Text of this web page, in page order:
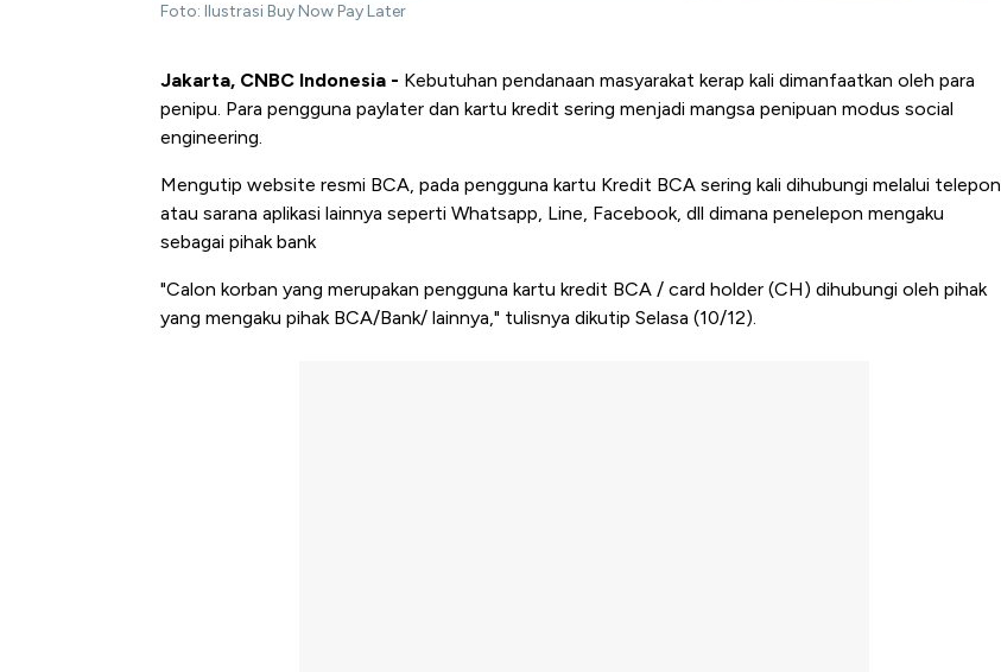
Foto: Ilustrasi Buy Now Pay Later
Jakarta, CNBC Indonesia - Kebutuhan pendanaan masyarakat kerap kali dimanfaatkan oleh para
penipu. Para pengguna paylater dan kartu kredit sering menjadi mangsa penipuan modus social
engineering.
Mengutip website resmi BCA, pada pengguna kartu Kredit BCA sering kali dihubungi melalui telepon
atau sarana aplikasi lainnya seperti Whatsapp, Line, Facebook, dll dimana penelepon mengaku
sebagai pihak bank
"Calon korban yang merupakan pengguna kartu kredit BCA / card holder (CH) dihubungi oleh pihak
yang mengaku pihak BCA/Bank/ lainnya," tulisnya dikutip Selasa (10/12).